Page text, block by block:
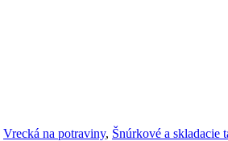
Vrecká na potraviny, Šnúrkové a skladacie